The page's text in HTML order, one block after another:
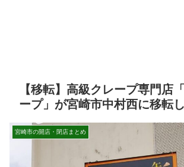
【移転】高級クレープ専門店
ープ」が宮崎市中村西に移転
宮崎市の開店・閉店まとめ